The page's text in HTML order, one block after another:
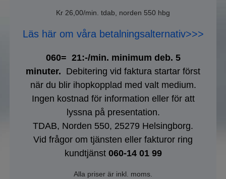
Kr 26,00/min. tdab, norden 550 hbg
Läs här om våra betalningsalternativ>>>
060= 21:-/min. minimum deb. 5
minuter. Debitering vid faktura startar först
när du blir ihopkopplad med valt medium.
Ingen kostnad för information eller för att
lyssna på presentation.
TDAB, Norden 550, 25279 Helsingborg.
Vid frågor om tjänsten eller fakturor ring
kundtjänst 060-14 01 99
Alla priser är inkl. moms.